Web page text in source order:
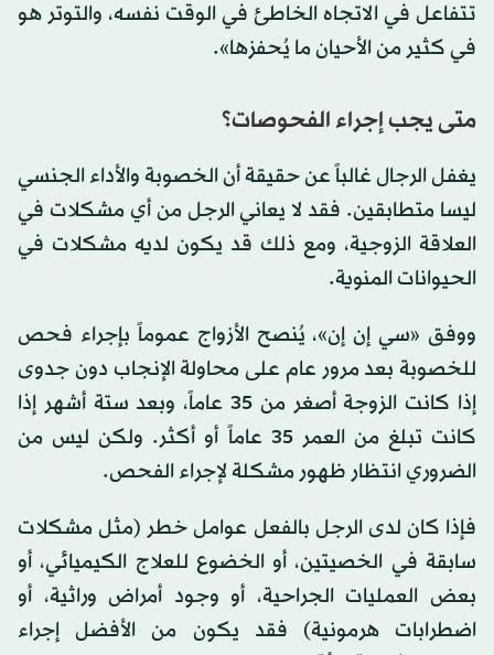
تتفاعل في الاتجاه الخاطئ في الوقت نفسه، والتوتر هو
في كثير من الأحيان ما يُحفزها».
متى يجب إجراء الفحوصات؟
يغفل الرجال غالباً عن حقيقة أن الخصوبة والأداء الجنسي
ليسا متطابقين. فقد لا يعاني الرجل من أي مشكلات في
العلاقة الزوجية، ومع ذلك قد يكون لديه مشكلات في
الحيوانات المنوية.
ووفق «سي إن إن»، يُنصح الأزواج عموماً بإجراء فحص
للخصوبة بعد مرور عام على محاولة الإنجاب دون جدوى
إذا كانت الزوجة أصغر من 35 عاماً، وبعد ستة أشهر إذا
كانت تبلغ من العمر 35 عاماً أو أكثر. ولكن ليس من
الضروري انتظار ظهور مشكلة لإجراء الفحص.
فإذا كان لدى الرجل بالفعل عوامل خطر (مثل مشكلات
سابقة في الخصيتين، أو الخضوع للعلاج الكيميائي، أو
بعض العمليات الجراحية، أو وجود أمراض وراثية، أو
اضطرابات هرمونية) فقد يكون من الأفضل إجراء